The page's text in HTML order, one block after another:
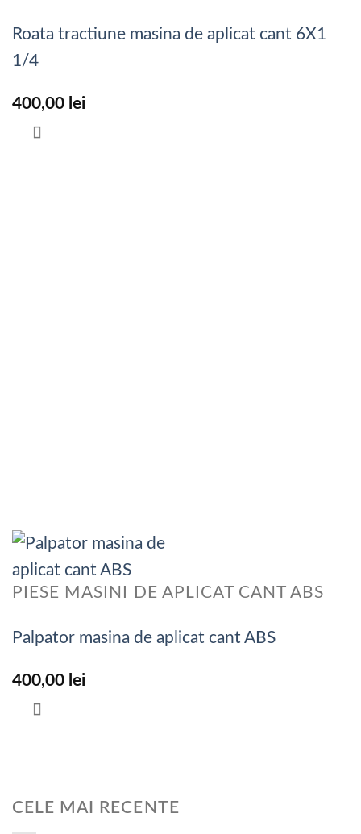
Roata tractiune masina de aplicat cant 6X1
1/4
400,00 lei
PIESE MASINI DE APLICAT CANT ABS
Palpator masina de aplicat cant ABS
400,00 lei
CELE MAI RECENTE